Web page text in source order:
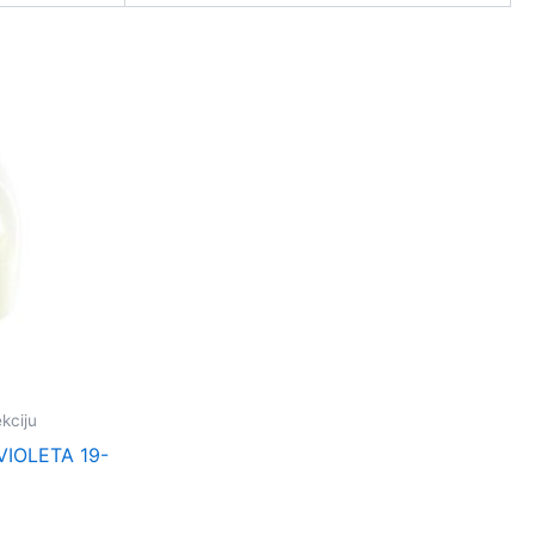
19-